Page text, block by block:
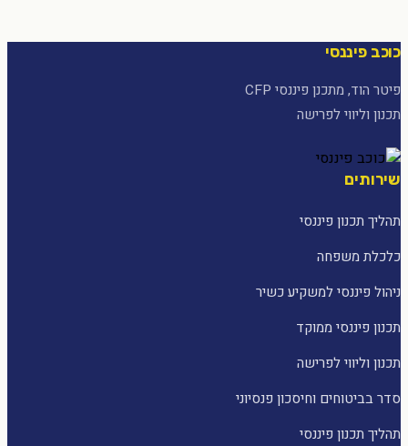
כוכב פיננסי
פיטר הוד, מתכנן פיננסי CFP
תכנון וליווי לפרישה
שירותים
תהליך תכנון פיננסי
כלכלת משפחה
ניהול פיננסי למשקיע כשיר
תכנון פיננסי ממוקד
תכנון וליווי לפרישה
סדר בביטוחים וחיסכון פנסיוני
תהליך תכנון פיננסי